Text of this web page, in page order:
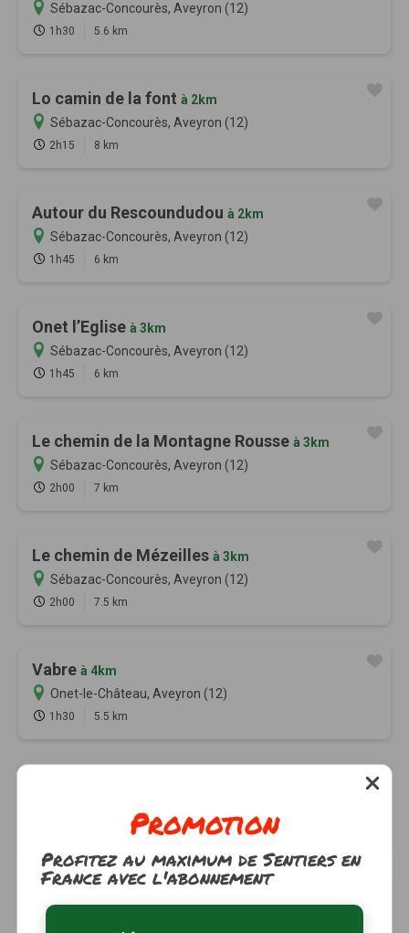
Sébazac-Concourès, Aveyron (12)
1h30 5.6 km
Lo camin de la font à 2km
Sébazac-Concourès, Aveyron (12)
2h15 8 km
Autour du Rescoundudou à 2km
Sébazac-Concourès, Aveyron (12)
1h45 6 km
Onet l’Eglise à 3km
Sébazac-Concourès, Aveyron (12)
1h45 6 km
Le chemin de la Montagne Rousse à 3km
Sébazac-Concourès, Aveyron (12)
2h00 7 km
Le chemin de Mézeilles à 3km
Sébazac-Concourès, Aveyron (12)
2h00 7.5 km
Vabre à 4km
Onet-le-Château, Aveyron (12)
1h30 5.5 km
Tracé GPS
Promotion
Profitez au maximum de Sentiers en
France avec l'abonnement